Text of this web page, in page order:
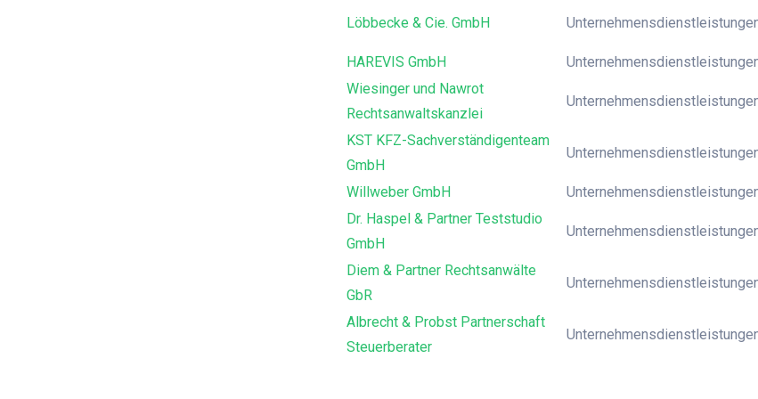
Löbbecke & Cie. GmbH
HAREVIS GmbH
Wiesinger und Nawrot
Rechtsanwaltskanzlei
KST KFZ-Sachverständigenteam
GmbH
Willweber GmbH
Dr. Haspel & Partner Teststudio
GmbH
Diem & Partner Rechtsanwälte
GbR
Albrecht & Probst Partnerschaft
Steuerberater